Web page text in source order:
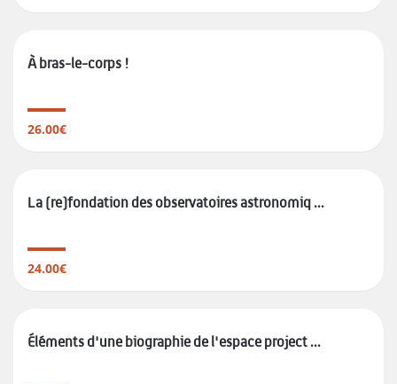
À bras-le-corps !
26.00€
La (re)fondation des observatoires astronomiq ...
24.00€
Éléments d'une biographie de l'espace project ...